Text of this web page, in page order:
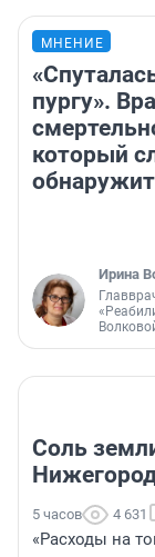
МНЕНИЕ
пургу».
который
Ирина
Соль
5 часов 4 631
«Расходы на